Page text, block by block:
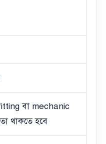
বা mechanic
থাকতে হবে